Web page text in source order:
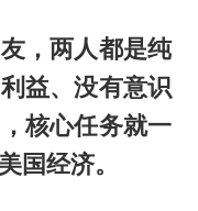
，两人都是纯
益、没有意识
核心任务就一
国经济。